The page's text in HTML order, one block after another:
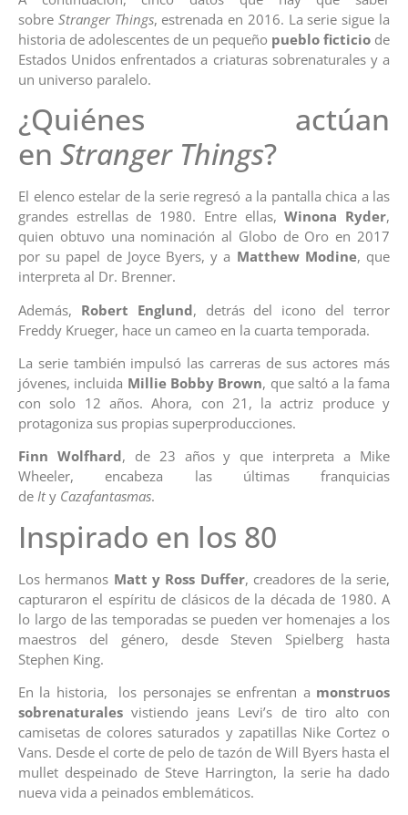
sobre Stranger Things, estrenada en 2016. La serie sigue la
historia de adolescentes de un pequeño pueblo ficticio de
Estados Unidos enfrentados a criaturas sobrenaturales y a
un universo paralelo.
¿Quiénes actúan
en Stranger Things?
El elenco estelar de la serie regresó a la pantalla chica a las
grandes estrellas de 1980. Entre ellas,Winona Ryder,
quien obtuvo una nominación al Globo de Oro en 2017
por su papel de Joyce Byers, y a Matthew Modine, que
interpreta al Dr. Brenner.
Además, Robert Englund, detrás del icono del terror
Freddy Krueger, hace un cameo en la cuarta temporada.
La serie también impulsó las carreras de sus actores más
jóvenes, incluida Millie Bobby Brown, que saltó a la fama
con solo 12 años. Ahora, con 21, la actriz produce y
protagoniza sus propias superproducciones.
Finn Wolfhard, de 23 años y que interpreta a Mike
Wheeler, encabeza las últimas franquicias
de Ity Cazafantasmas.
Inspirado en los 80
Los hermanos Matt y Ross Duffer, creadores de la serie,
capturaron el espíritu de clásicos de la década de 1980. A
lo largo de las temporadas se pueden ver homenajes a los
maestros del género, desde Steven Spielberg hasta
Stephen King.
En la historia, los personajes se enfrentan a monstruos
sobrenaturales vistiendo jeans Levi’s de tiro alto con
camisetas de colores saturados y zapatillas Nike Cortez o
Vans. Desde el corte de pelo de tazón de Will Byers hasta el
mullet despeinado de Steve Harrington, la serie ha dado
nueva vida a peinados emblemáticos.